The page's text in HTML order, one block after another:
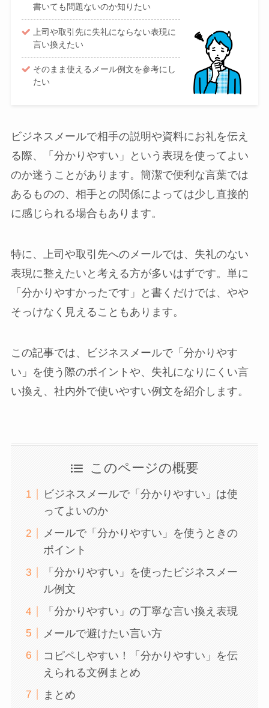
書いても問題ないのか知りたい
上司や取引先に失礼にならない表現に
言い換えたい
そのまま使えるメール例文を参考にし
たい
ビジネスメールで相手の説明や資料にお礼を伝え
る際、「分かりやすい」という表現を使ってよい
のか迷うことがあります。簡潔で便利な言葉では
あるものの、相手との関係によっては少し直接的
に感じられる場合もあります。
特に、上司や取引先へのメールでは、失礼のない
表現に整えたいと考える方が多いはずです。単に
「分かりやすかったです」と書くだけでは、やや
そっけなく見えることもあります。
この記事では、ビジネスメールで「分かりやす
い」を使う際のポイントや、失礼になりにくい言
い換え、社内外で使いやすい例文を紹介します。
このページの概要
ビジネスメールで「分かりやすい」は使
ってよいのか
メールで「分かりやすい」を使うときの
ポイント
「分かりやすい」を使ったビジネスメー
ル例文
「分かりやすい」の丁寧な言い換え表現
メールで避けたい言い方
コピペしやすい！「分かりやすい」を伝
えられる文例まとめ
まとめ